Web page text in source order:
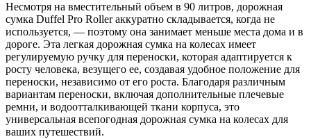
Несмотря на вместительный объем в 90 литров, дорожная
сумка Duffel Pro Roller аккуратно складывается, когда не
используется, — поэтому она занимает меньше места дома и в
дороге. Эта легкая дорожная сумка на колесах имеет
регулируемую ручку для переноски, которая адаптируется к
росту человека, везущего ее, создавая удобное положение для
переноски, независимо от его роста. Благодаря различным
вариантам переноски, включая дополнительные плечевые
ремни, и водоотталкивающей ткани корпуса, это
универсальная всепогодная дорожная сумка на колесах для
ваших путешествий.